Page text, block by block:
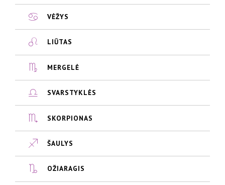
VĖŽYS
LIŪTAS
MERGELĖ
SVARSTYKLĖS
SKORPIONAS
ŠAULYS
OŽIARAGIS